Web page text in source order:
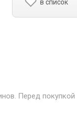
в список
Перед покупкой